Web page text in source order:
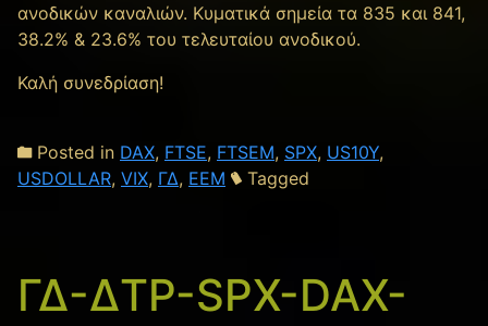
ανοδικών καναλιών. Κυματικά σημεία τα 835 και 841,
38.2% & 23.6% του τελευταίου ανοδικού.
Καλή συνεδρίαση!
Posted in DAX, FTSE, FTSEM, SPX, US10Y,
USDOLLAR, VIX, ΓΔ, ΕΕΜ Tagged
ΓΔ-ΔΤΡ-SPX-DAX-